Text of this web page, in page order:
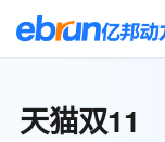
天猫双11